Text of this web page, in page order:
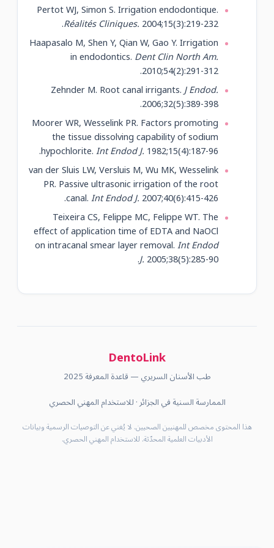
Pertot WJ, Simon S. Irrigation endodontique.
Réalités Cliniques.2004;15(3):219-232.
Haapasalo M, Shen Y, Qian W, Gao Y. Irrigation
in endodontics.Dent Clin North Am.
2010;54(2):291-312.
Zehnder M. Root canal irrigants.J Endod.
2006;32(5):389-398.
Moorer WR, Wesselink PR. Factors promoting
the tissue dissolving capability of sodium
hypochlorite.Int Endod J.1982;15(4):187-96.
van der Sluis LW, Versluis M, Wu MK, Wesselink
PR. Passive ultrasonic irrigation of the root
canal.Int Endod J.2007;40(6):415-426.
Teixeira CS, Felippe MC, Felippe WT. The
effect of application time of EDTA and NaOCl
on intracanal smear layer removal.Int Endod
J.2005;38(5):285-90.
DentoLink
طب الأسنان السريري — قاعدة المعرفة 2025
الممارسة السنية في الجزائر · للاستخدام المهني الحصري
هذا المحتوى مخصص للمهنيين الصحيين. لا يُغني عن التوصيات الرسمية وبيانات
الأدبيات العلمية المحدّثة. للاستخدام المهني الحصري.